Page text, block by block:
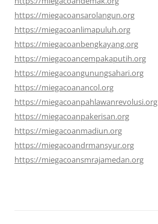
https://miegacoansarolangun.org
https://miegacoanlimapuluh.org
https://miegacoanbengkayang.org
https://miegacoancempakaputih.org
https://miegacoangunungsahari.org
https://miegacoanancol.org
https://miegacoanpahlawanrevolusi.org
https://miegacoanpakerisan.org
https://miegacoanmadiun.org
https://miegacoandrmansyur.org
https://miegacoansmrajamedan.org